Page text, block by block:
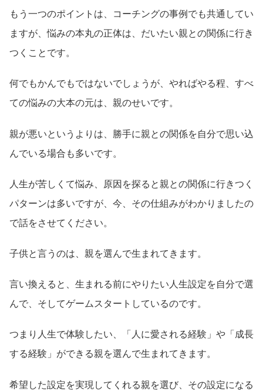
もう一つのポイントは、コーチングの事例でも共通してい
ますが、悩みの本丸の正体は、だいたい親との関係に行き
つくことです。
何でもかんでもではないでしょうが、やればやる程、すべ
ての悩みの大本の元は、親のせいです。
親が悪いというよりは、勝手に親との関係を自分で思い込
んでいる場合も多いです。
人生が苦しくて悩み、原因を探ると親との関係に行きつく
パターンは多いですが、今、その仕組みがわかりましたの
で話をさせてください。
子供と言うのは、親を選んで生まれてきます。
言い換えると、生まれる前にやりたい人生設定を自分で選
んで、そしてゲームスタートしているのです。
つまり人生で体験したい、「人に愛される経験」や「成長
する経験」ができる親を選んで生まれてきます。
希望した設定を実現してくれる親を選び、その設定になる